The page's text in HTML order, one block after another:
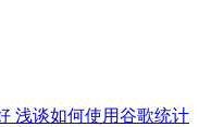
浅谈如何使用谷歌统计